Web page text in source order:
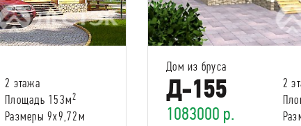
2 этажа
Площадь 153м2
Размеры 9х9,72м
Дом из бруса
Д-155
1083000 р.
2